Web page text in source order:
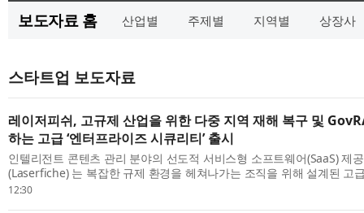
보도자료 홈 산업별 주제별 지역별 상장사
스타트업 보도자료
레이저피쉬, 고규제 산업을 위한 다중 지역 재해 복구 및
하는 고급 ‘엔터프라이즈 시큐리티’ 출시
인텔리전트 콘텐츠 관리 분야의 선도적 서비스형 소프트웨어(SaaS) 제
(Laserfiche) 는 복잡한 규제 환경을 헤쳐나가는 조직을 위해 설계된 고
인 엔터프라이즈 시큐리티(Enterprise S...
12:30